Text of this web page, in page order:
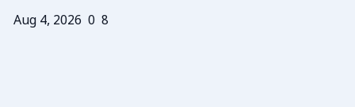
Aug 4, 2026 0 8